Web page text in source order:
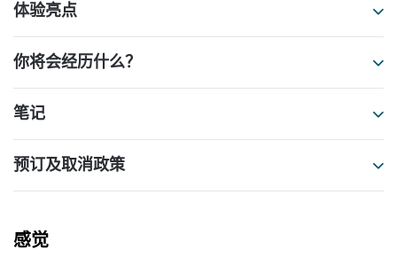
体验亮点
你将会经历什么？
笔记
预订及取消政策
感觉